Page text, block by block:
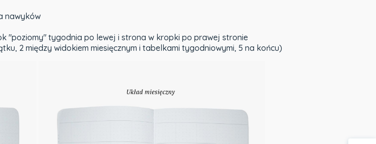
nawyków
"poziomy" tygodnia po lewej i strona w kropki po prawej stronie
2 między widokiem miesięcznym i tabelkami tygodniowymi, 5 na końcu)